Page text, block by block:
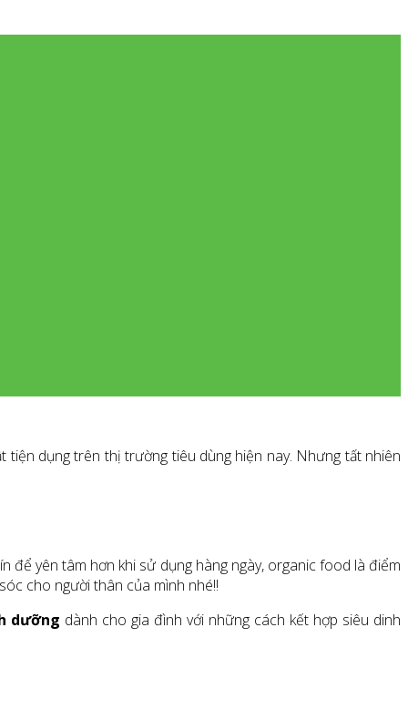
dụng trên thị trường tiêu dùng hiện nay. Nhưng tất nhiên
để yên tâm hơn khi sử dụng hàng ngày, organic food là điểm
cho người thân của mình nhé!!
dưỡng dành cho gia đình với những cách kết hợp siêu dinh